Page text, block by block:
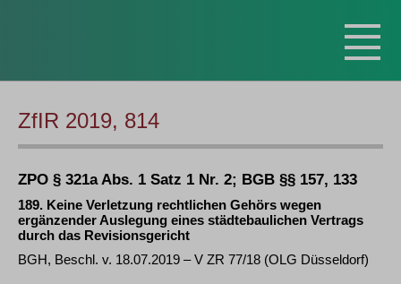
ZfIR 2019, 814
ZPO § 321a Abs. 1 Satz 1 Nr. 2; BGB §§ 157, 133
189. Keine Verletzung rechtlichen Gehörs wegen
ergänzender Auslegung eines städtebaulichen Vertrags
durch das Revisionsgericht
BGH, Beschl. v. 18.07.2019 – V ZR 77/18 (OLG Düsseldorf)